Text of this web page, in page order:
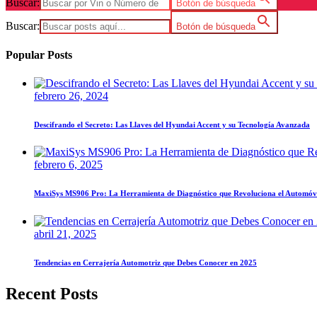
Buscar: Botón de búsqueda
Buscar: Botón de búsqueda
Popular Posts
febrero 26, 2024
Descifrando el Secreto: Las Llaves del Hyundai Accent y su Tecnología Avanzada
febrero 6, 2025
MaxiSys MS906 Pro: La Herramienta de Diagnóstico que Revoluciona el
abril 21, 2025
Tendencias en Cerrajería Automotriz que Debes Conocer en 2025
Recent Posts